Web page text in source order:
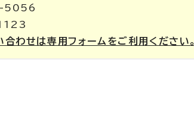
5056
わせは専用フォームをご利用ください。